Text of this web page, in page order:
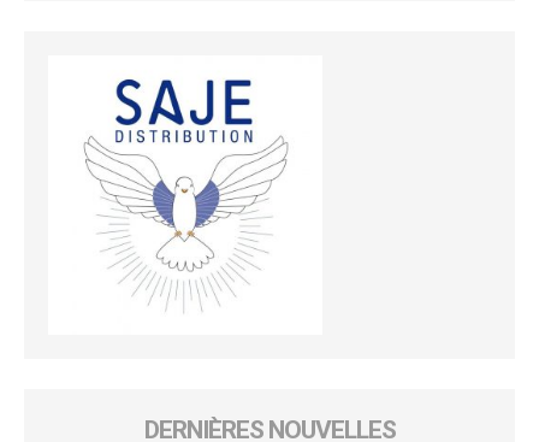
DERNIÈRES NOUVELLES